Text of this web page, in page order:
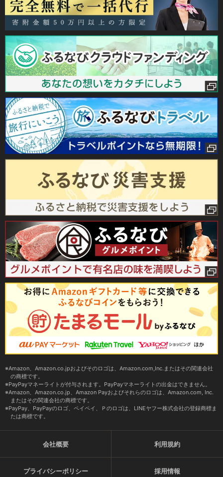
Amazon、Amazon.co.jpおよびそのロゴは、Amazon.com,Inc.またはその関連会社
の商標です。
PayPayマネーライトが付与されます。PayPayマネーライトの出金はできません。
Amazon、Amazon.co.jp、Amazon Payおよびそれらのロゴは、Amazon.com, Inc.
またはその関連会社の商標です。
PayPay、PayPayのロゴ、ペイペイ、Ｐのロゴは、LINEヤフー株式会社の登録商標ま
たは商標です。
会社概要 利用規約
プライバシーポリシー 採用情報